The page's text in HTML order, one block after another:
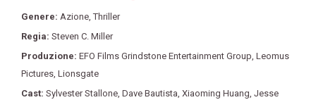
Genere: Azione ,Thriller
Regia: Steven C. Miller
Produzione: EFO Films Grindstone Entertainment Group Leomus
Pictures Lionsgate
Cast: Sylvester Stallone Dave Bautista Xiaoming Huang Jesse